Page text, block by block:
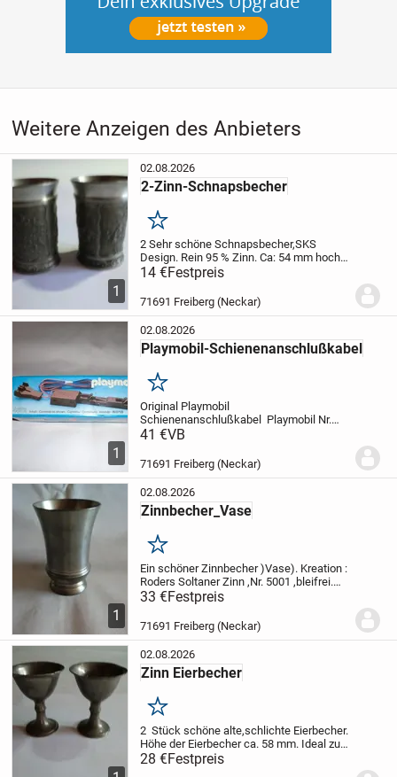
Weitere Anzeigen des Anbieters
1
02.08.2026
2-Zinn-Schnapsbecher
Merken
2 Sehr schöne Schnapsbecher,SKS
Design. Rein 95 % Zinn. Ca: 54 mm hoch.
Motiv: u.a.Natur , Bürger.
14 €Festpreis
71691 Freiberg (Neckar)
1
02.08.2026
Playmobil-Schienenanschlußkabel
Merken
Original Playmobil
Schienenanschlußkabel Playmobil Nr.
4372.Anschlußkabel 1x benutzt.
41 €VB
71691 Freiberg (Neckar)
1
02.08.2026
Zinnbecher_Vase
Merken
Ein schöner Zinnbecher )Vase). Kreation :
Roders Soltaner Zinn ,Nr. 5001 ,bleifrei.
Becherhöhe: ca. 11 cm.sehr schön.
für Sammler,aber auch Schaustück.
33 €Festpreis
71691 Freiberg (Neckar)
02.08.2026
Zinn Eierbecher
Merken
2 Stück schöne alte,schlichte Eierbecher.
Höhe der Eierbecher ca. 58 mm. Ideal zur
Dekoration,aber auch für den allgemeinen
28 €Festpreis